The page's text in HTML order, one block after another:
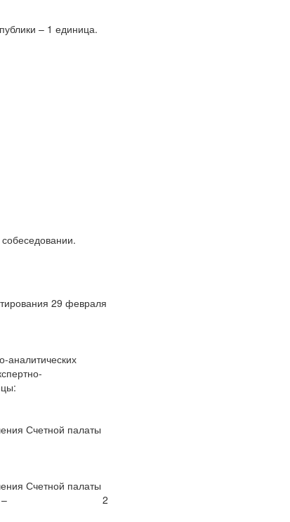
– 1 единица.
29 февраля
аналитических
Счетной палаты
Счетной палаты
областям – 2